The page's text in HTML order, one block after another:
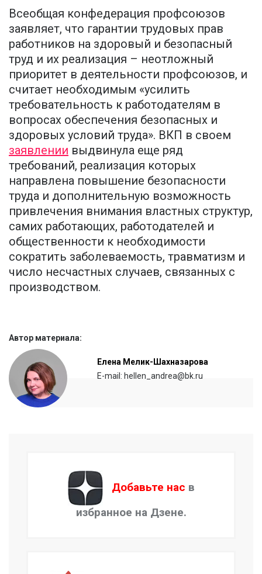
Всеобщая конфедерация профсоюзов
заявляет, что гарантии трудовых прав
работников на здоровый и безопасный
труд и их реализация – неотложный
приоритет в деятельности профсоюзов, и
считает необходимым «усилить
требовательность к работодателям в
вопросах обеспечения безопасных и
здоровых условий труда». ВКП в своем
заявлении выдвинула еще ряд
требований, реализация которых
направлена повышение безопасности
труда и дополнительную возможность
привлечения внимания властных структур,
самих работающих, работодателей и
общественности к необходимости
сократить заболеваемость, травматизм и
число несчастных случаев, связанных с
производством.
Автор материала:
Елена Мелик-Шахназарова
E-mail: hellen_andrea@bk.ru
Добавьте нас в
избранное на Дзене.